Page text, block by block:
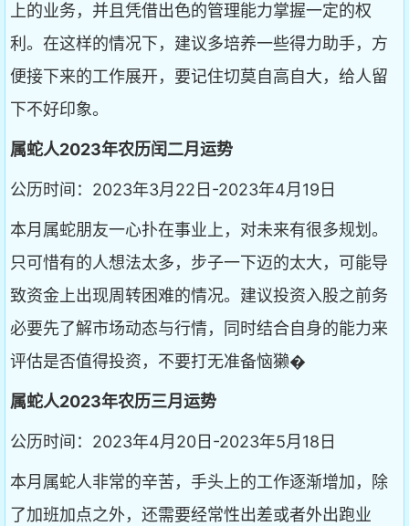
上的业务，并且凭借出色的管理能力掌握一定的权
利。在这样的情况下，建议多培养一些得力助手，方
便接下来的工作展开，要记住切莫自高自大，给人留
下不好印象。
属蛇人2023年农历闰二月运势
公历时间：2023年3月22日-2023年4月19日
本月属蛇朋友一心扑在事业上，对未来有很多规划。
只可惜有的人想法太多，步子一下迈的太大，可能导
致资金上出现周转困难的情况。建议投资入股之前务
必要先了解市场动态与行情，同时结合自身的能力来
评估是否值得投资，不要打无准备恼獭�
属蛇人2023年农历三月运势
公历时间：2023年4月20日-2023年5月18日
本月属蛇人非常的辛苦，手头上的工作逐渐增加，除
了加班加点之外，还需要经常性出差或者外出跑业